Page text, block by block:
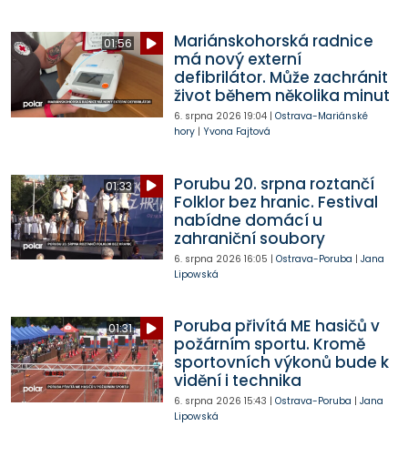
01:56
Mariánskohorská radnice
má nový externí
defibrilátor. Může zachránit
život během několika minut
6. srpna 2026 19:04| Ostrava-Mariánské
hory| Yvona Fajtová
01:33
Porubu 20. srpna roztančí
Folklor bez hranic. Festival
nabídne domácí u
zahraniční soubory
6. srpna 2026 16:05 | Ostrava-Poruba | Jana
Lipowská
01:31
Poruba přivítá ME hasičů v
požárním sportu. Kromě
sportovních výkonů bude k
vidění i technika
6. srpna 2026 15:43 | Ostrava-Poruba | Jana
Lipowská